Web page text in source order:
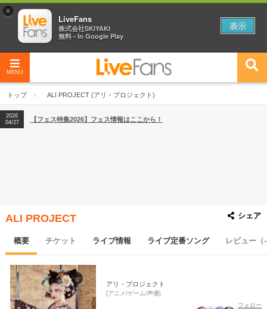
MENU
トップ ALI PROJECT (アリ・プロジェクト)
2026
04/27
2026
【ライブ動員ランキング】2026年上半期編発表！
2026
04/27
【フェス特集2026】フェス情報はここから！
ALI PROJECT シェア
概要 チケット ライブ情報 ライブ定番ソング レビュー（
アリ・プロジェクト
アニメ/ゲーム/声優
フォロー
×
LiveFans
株式会社SKIYAKI
無料 - In Google Play
表示